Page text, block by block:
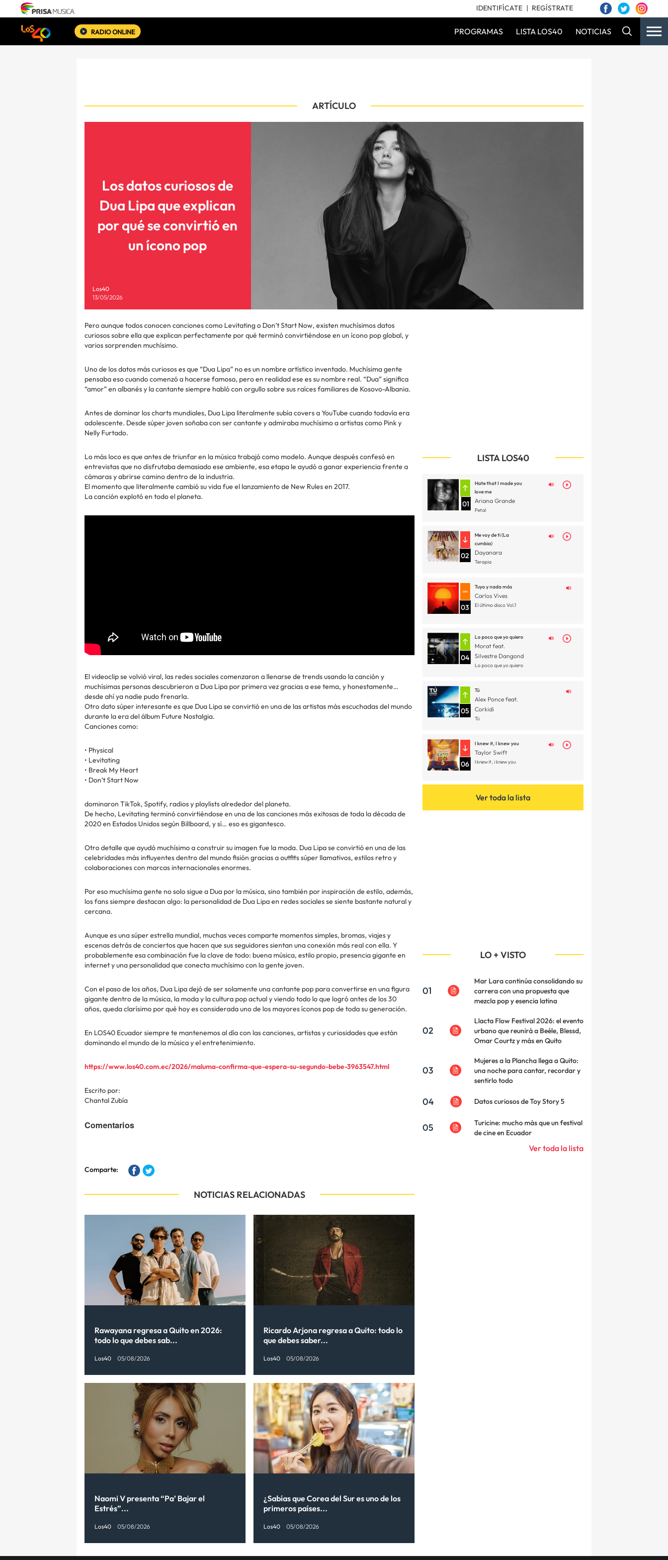
IDENTIFÍCATE REGÍSTRATE
RADIO ONLINE PROGRAMAS LISTA LOS40 NOTICIAS
ARTÍCULO
Los datos curiosos de
Dua Lipa que explican
por qué se convirtió en
un ícono pop
Los40
13/05/2026
Pero aunque todos conocen canciones como Levitating o Don’t Start Now, existen muchísimos datos
curiosos sobre ella que explican perfectamente por qué terminó convirtiéndose en un ícono pop global, y
varios sorprenden muchísimo.
Uno de los datos más curiosos es que “Dua Lipa” no es un nombre artístico inventado. Muchísima gente
pensaba eso cuando comenzó a hacerse famosa, pero en realidad ese es su nombre real. “Dua” significa
“amor” en albanés y la cantante siempre habló con orgullo sobre sus raíces familiares de Kosovo-Albania.
Antes de dominar los charts mundiales, Dua Lipa literalmente subía covers a YouTube cuando todavía era
adolescente. Desde súper joven soñaba con ser cantante y admiraba muchísimo a artistas como Pink y
Nelly Furtado.
Lo más loco es que antes de triunfar en la música trabajó como modelo. Aunque después confesó en
entrevistas que no disfrutaba demasiado ese ambiente, esa etapa le ayudó a ganar experiencia frente a
cámaras y abrirse camino dentro de la industria.
El momento que literalmente cambió su vida fue el lanzamiento de New Rules en 2017.
La canción explotó en todo el planeta.
El videoclip se volvió viral, las redes sociales comenzaron a llenarse de trends usando la canción y
muchísimas personas descubrieron a Dua Lipa por primera vez gracias a ese tema, y honestamente…
desde ahí ya nadie pudo frenarla.
Otro dato súper interesante es que Dua Lipa se convirtió en una de las artistas más escuchadas del mundo
durante la era del álbum Future Nostalgia.
Canciones como:
• Physical
• Levitating
• Break My Heart
• Don’t Start Now
dominaron TikTok, Spotify, radios y playlists alrededor del planeta.
De hecho, Levitating terminó convirtiéndose en una de las canciones más exitosas de toda la década de
2020 en Estados Unidos según Billboard, y sí… eso es gigantesco.
Otro detalle que ayudó muchísimo a construir su imagen fue la moda. Dua Lipa se convirtió en una de las
celebridades más influyentes dentro del mundo fisión gracias a outfits súper llamativos, estilos retro y
colaboraciones con marcas internacionales enormes.
Por eso muchísima gente no solo sigue a Dua por la música, sino también por inspiración de estilo, además,
los fans siempre destacan algo: la personalidad de Dua Lipa en redes sociales se siente bastante natural y
cercana.
Aunque es una súper estrella mundial, muchas veces comparte momentos simples, bromas, viajes y
escenas detrás de conciertos que hacen que sus seguidores sientan una conexión más real con ella. Y
probablemente esa combinación fue la clave de todo: buena música, estilo propio, presencia gigante en
internet y una personalidad que conecta muchísimo con la gente joven.
Con el paso de los años, Dua Lipa dejó de ser solamente una cantante pop para convertirse en una figura
gigante dentro de la música, la moda y la cultura pop actual y viendo todo lo que logró antes de los 30
años, queda clarísimo por qué hoy es considerada uno de los mayores íconos pop de toda su generación.
En LOS40 Ecuador siempre te mantenemos al día con las canciones, artistas y curiosidades que están
dominando el mundo de la música y el entretenimiento.
https://www.los40.com.ec/2026/maluma-confirma-que-espera-su-segundo-bebe-3963547.html
Escrito por:
Chantal Zubía
Comentarios
Comparte:
NOTICIAS RELACIONADAS
Rawayana regresa a Quito en 2026:
todo lo que debes sab...
Los40 05/08/2026
Ricardo Arjona regresa a Quito: todo lo
que debes saber...
Los40 05/08/2026
Naomi V presenta “Pa’ Bajar el
Estrés”...
Los40 05/08/2026
¿Sabías que Corea del Sur es uno de los
primeros países...
Los40 05/08/2026
LISTA LOS40
01
Hate that I made you
love me
Ariana Grande
Petal
02
Me voy de ti (La
cumbia)
Dayanara
Terapia
03
Tuyo y nada más
Carlos Vives
El último disco Vol.1
04
Lo poco que yo quiero
Morat feat.
Silvestre Dangond
Lo poco que yo quiero
05
Tú
Alex Ponce feat.
Corkidi
Tú
06
I knew it, I knew you
Taylor Swift
I knew it, i knew you
Ver toda la lista
LO + VISTO
01
Mar Lara continúa consolidando su
carrera con una propuesta que
mezcla pop y esencia latina
02
Llacta Flow Festival 2026: el evento
urbano que reunirá a Beéle, Blessd,
Omar Courtz y más en Quito
03
Mujeres a la Plancha llega a Quito:
una noche para cantar, recordar y
sentirlo todo
04 Datos curiosos de Toy Story 5
05
Turicine: mucho más que un festival
de cine en Ecuador
Ver toda la lista